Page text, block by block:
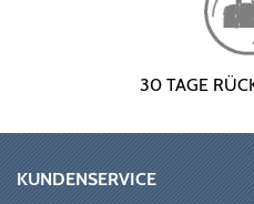
30 TAGE
KUNDENSERVICE